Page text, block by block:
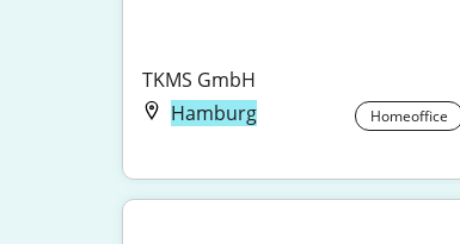
TKMS GmbH
Hamburg
Homeoffice